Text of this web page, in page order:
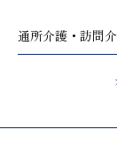
通所介護・訪問